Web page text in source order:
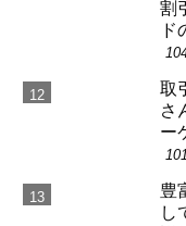
割
取
さ
ー
豊
し